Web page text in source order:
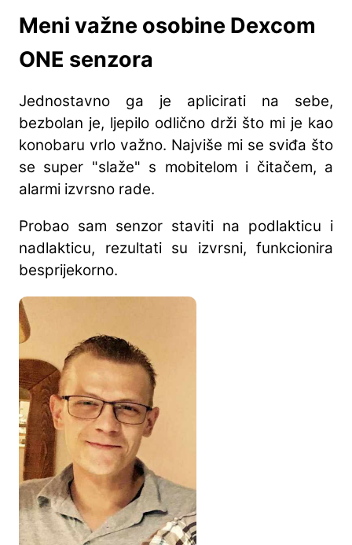
Meni važne osobine Dexcom
ONE senzora
Jednostavno ga je aplicirati na sebe,
bezbolan je, ljepilo odlično drži što mi je kao
konobaru vrlo važno. Najviše mi se sviđa što
se super "slaže" s mobitelom i čitačem, a
alarmi izvrsno rade.
Probao sam senzor staviti na podlakticu i
nadlakticu, rezultati su izvrsni, funkcionira
besprijekorno.